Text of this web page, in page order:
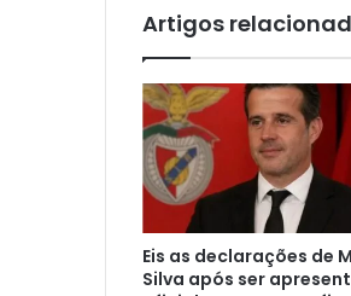
Artigos
Eis as declarações de
Silva após ser